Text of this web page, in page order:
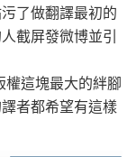
了做翻譯最初的
截屏發微博並引
權這塊最大的絆腳
者都希望有這樣